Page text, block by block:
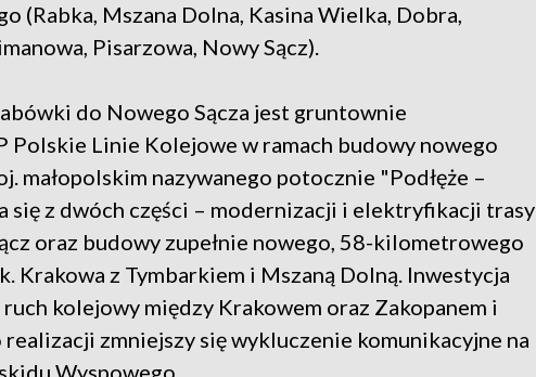
(Rabka, Mszana Dolna, Kasina Wielka, Dobra,
Pisarzowa, Nowy Sącz).
do Nowego Sącza jest gruntownie
Polskie Linie Kolejowe w ramach budowy nowego
małopolskim nazywanego potocznie "Podłęże –
się z dwóch części – modernizacji i elektryfikacji trasy
oraz budowy zupełnie nowego, 58-kilometrowego
Krakowa z Tymbarkiem i Mszaną Dolną. Inwestycja
kolejowy między Krakowem oraz Zakopanem i
realizacji zmniejszy się wykluczenie komunikacyjne na